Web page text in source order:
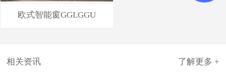
欧式智能窗GGLGGU
相关资讯 了解更多 +